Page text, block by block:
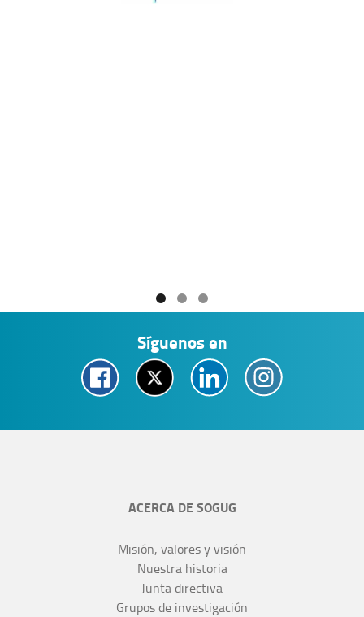
Síguenos en
ACERCA DE SOGUG
Misión, valores y visión
Nuestra historia
Junta directiva
Grupos de investigación